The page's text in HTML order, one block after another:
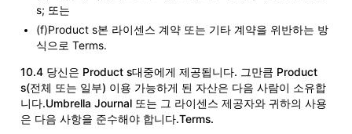
s; 또는
(f)Product s본 라이센스 계약 또는 기타 계약을 위반하는 방
식으로 Terms.
10.4 당신은 Product s대중에게 제공됩니다. 그만큼 Product
s(전체 또는 일부) 이용 가능하게 된 자산은 다음 사람이 소유합
니다.Umbrella Journal 또는 그 라이센스 제공자와 귀하의 사용
은 다음 사항을 준수해야 합니다.Terms.